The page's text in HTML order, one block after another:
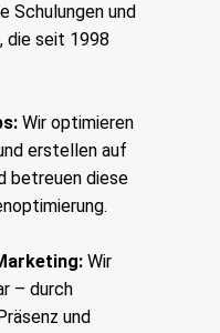
Schulungen und
, die seit 1998
Wir optimieren
erstellen auf
betreuen diese
Wir
– durch
und